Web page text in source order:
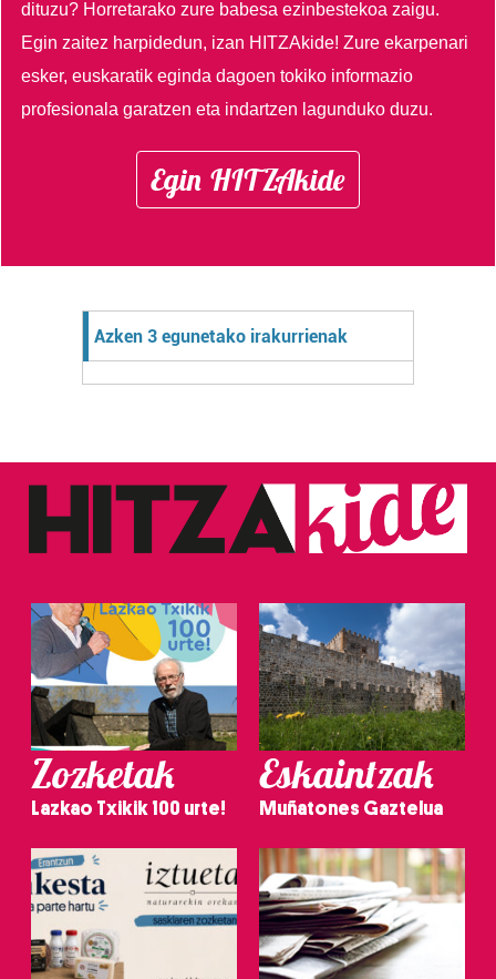
dituzu? Horretarako zure babesa ezinbestekoa zaigu.
Egin zaitez harpidedun, izan HITZAkide!Zure ekarpenari
esker, euskaratik eginda dagoen tokiko informazio
profesionala garatzen eta indartzen lagunduko duzu.
Egin HITZAkide
Azken 3 egunetako irakurrienak
Zozketak
Lazkao Txikik 100 urte!
Eskaintzak
Muñatones Gaztelua